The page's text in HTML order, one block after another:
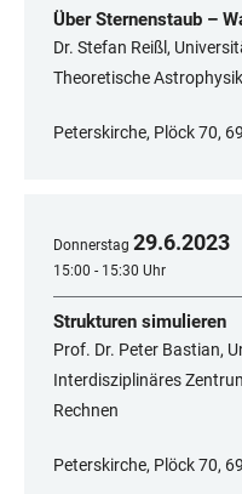
Über Sternenstaub –
Dr. Stefan Reißl,
Theoretische Astrophysik
Peterskirche, Plöck 70,
Donnerstag 29.6.2023
15:00 - 15:30 Uhr
Strukturen simulieren
Prof. Dr. Peter Bastian,
Interdisziplinäres
Rechnen
Peterskirche, Plöck 70,